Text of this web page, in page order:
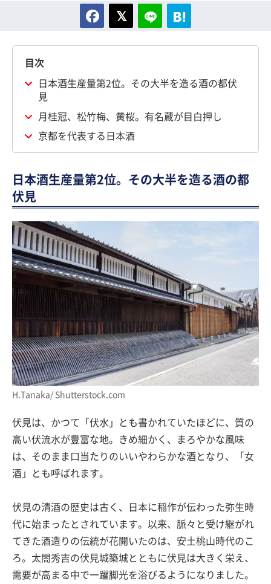
目次
日本酒生産量第2位。その大半を造る酒の都伏
見
月桂冠、松竹梅、黄桜。有名蔵が目白押し
京都を代表する日本酒
日本酒生産量第2位。その大半を造る酒の都
伏見
H.Tanaka/ Shutterstock.com
伏見は、かつて「伏水」とも書かれていたほどに、質の
高い伏流水が豊富な地。きめ細かく、まろやかな風味
は、そのまま口当たりのいいやわらかな酒となり、「女
酒」とも呼ばれます。
伏見の清酒の歴史は古く、日本に稲作が伝わった弥生時
代に始まったとされています。以来、脈々と受け継がれ
てきた酒造りの伝統が花開いたのは、安土桃山時代のこ
ろ。太閤秀吉の伏見城築城とともに伏見は大きく栄え、
需要が高まる中で一躍脚光を浴びるようになりました。